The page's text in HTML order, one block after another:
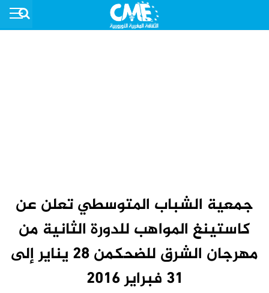
جمعية الشباب المتوسطي تعلن عن
كاستينغ المواهب للدورة الثانية من
مهرجان الشرق للضحكمن 28 يناير إلى
31 فبراير 2016